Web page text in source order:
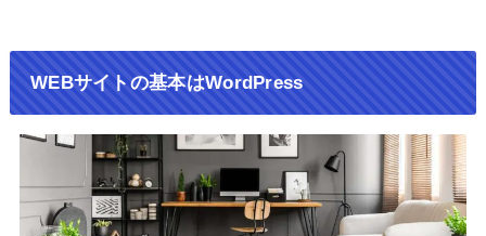
WEBサイトの基本はWordPress